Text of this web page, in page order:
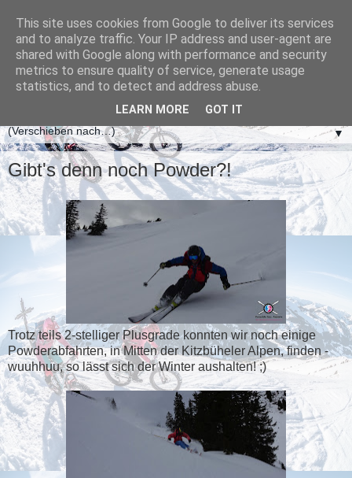
▼
Gibt's denn noch Powder?!
Trotz teils 2-stelliger Plusgrade konnten wir noch einige
Powderabfahrten, in Mitten der Kitzbüheler Alpen, finden -
wuuhhuu, so lässt sich der Winter aushalten! ;)
This site uses cookies from Google to deliver its services
and to analyze traffic. Your IP address and user-agent are
shared with Google along with performance and security
metrics to ensure quality of service, generate usage
statistics, and to detect and address abuse.
LEARN MORE GOT IT